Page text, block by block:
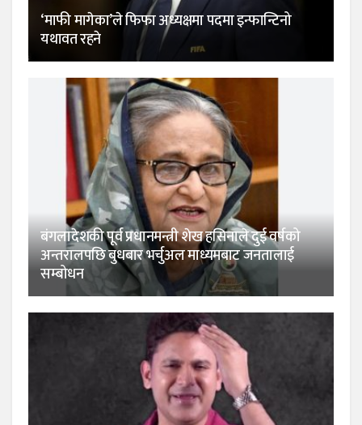
‘माफी मागेका’ले फिफा अध्यक्षमा पदमा इन्फान्टिनो
यथावत रहने
बंगलादेशकी पूर्व प्रधानमन्त्री शेख हसिनाले दुई वर्षको
अन्तरालपछि बुधबार भर्चुअल माध्यमबाट जनतालाई
सम्बोधन